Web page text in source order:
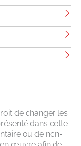
de changer les
dans cette
ou de non-
œuvre afin de